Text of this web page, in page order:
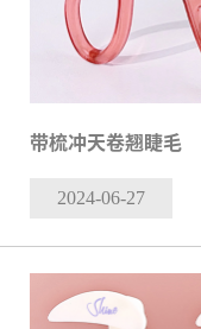
带梳冲天卷翘睫毛
2024-06-27